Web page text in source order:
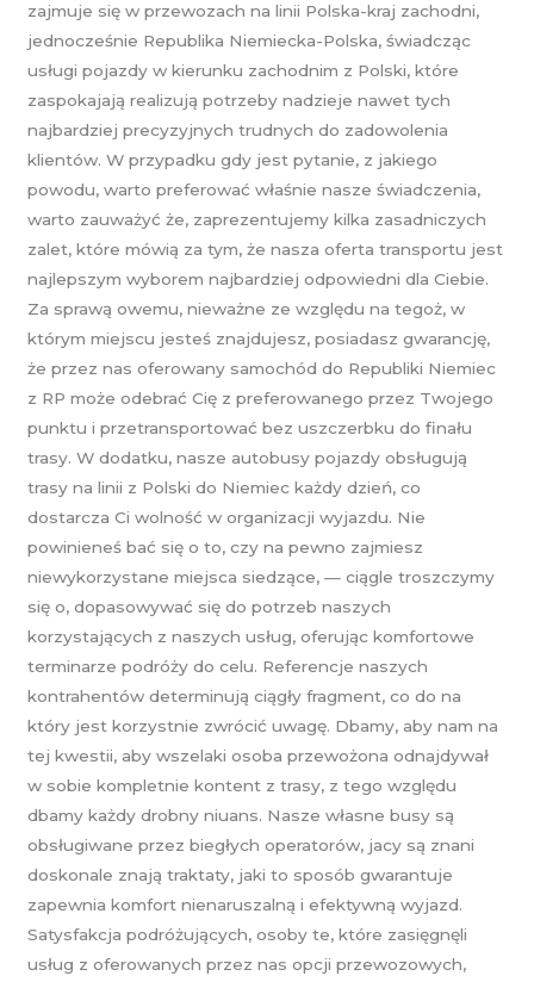
zajmuje się w przewozach na linii Polska-kraj zachodni,
jednocześnie Republika Niemiecka-Polska, świadcząc
usługi pojazdy w kierunku zachodnim z Polski, które
zaspokajają realizują potrzeby nadzieje nawet tych
najbardziej precyzyjnych trudnych do zadowolenia
klientów. W przypadku gdy jest pytanie, z jakiego
powodu, warto preferować właśnie nasze świadczenia,
warto zauważyć że, zaprezentujemy kilka zasadniczych
zalet, które mówią za tym, że nasza oferta transportu jest
najlepszym wyborem najbardziej odpowiedni dla Ciebie.
Za sprawą owemu, nieważne ze względu na tegoż, w
którym miejscu jesteś znajdujesz, posiadasz gwarancję,
że przez nas oferowany samochód do Republiki Niemiec
z RP może odebrać Cię z preferowanego przez Twojego
punktu i przetransportować bez uszczerbku do finału
trasy. W dodatku, nasze autobusy pojazdy obsługują
trasy na linii z Polski do Niemiec każdy dzień, co
dostarcza Ci wolność w organizacji wyjazdu. Nie
powinieneś bać się o to, czy na pewno zajmiesz
niewykorzystane miejsca siedzące, — ciągle troszczymy
się o, dopasowywać się do potrzeb naszych
korzystających z naszych usług, oferując komfortowe
terminarze podróży do celu. Referencje naszych
kontrahentów determinują ciągły fragment, co do na
który jest korzystnie zwrócić uwagę. Dbamy, aby nam na
tej kwestii, aby wszelaki osoba przewożona odnajdywał
w sobie kompletnie kontent z trasy, z tego względu
dbamy każdy drobny niuans. Nasze własne busy są
obsługiwane przez biegłych operatorów, jacy są znani
doskonale znają traktaty, jaki to sposób gwarantuje
zapewnia komfort nienaruszalną i efektywną wyjazd.
Satysfakcja podróżujących, osoby te, które zasięgnęli
usług z oferowanych przez nas opcji przewozowych,